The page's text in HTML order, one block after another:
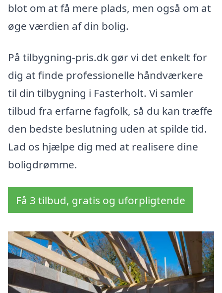
blot om at få mere plads, men også om at
øge værdien af din bolig.
På tilbygning-pris.dk gør vi det enkelt for
dig at finde professionelle håndværkere
til din tilbygning i Fasterholt. Vi samler
tilbud fra erfarne fagfolk, så du kan træffe
den bedste beslutning uden at spilde tid.
Lad os hjælpe dig med at realisere dine
boligdrømme.
Få 3 tilbud, gratis og uforpligtende